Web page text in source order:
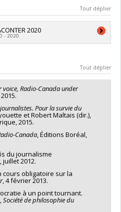
sur l’avenir de la diffusion,
production et de la création
(CEMAD),Voir :
aqpm/716/visionnez-
Tout déplier
2020
- 2020
établissements
PVXXXXXX-Fonds d'excellence
Bourse
Tout déplier
voice, Radio-Canada under
Pour la survie du
et Robert Maltais (dir.),
2015.
Canada, Éditions Boréal,
du journalisme
, juillet 2012.
cours obligatoire sur la
, 4 février 2013.
à un point tournant.
Société de philosophie du